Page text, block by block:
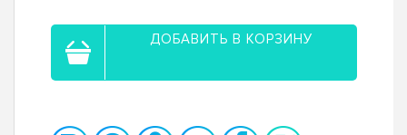
ДОБАВИТЬ В КОРЗИНУ